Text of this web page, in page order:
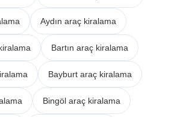
Aydın araç kiralama
Bartın araç kiralama
Bayburt araç kiralama
Bingöl araç kiralama